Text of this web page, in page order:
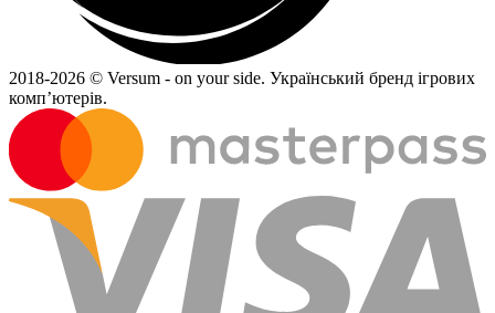
2018-2026 © Versum - on your side. Український бренд ігрових
комп’ютерів.